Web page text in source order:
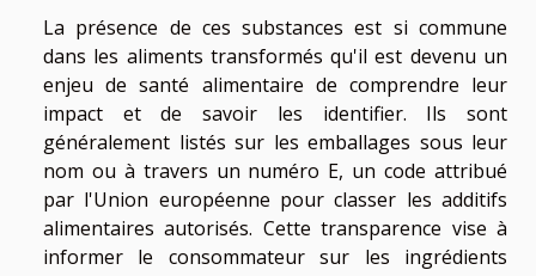
La présence de ces substances est si commune
dans les aliments transformés qu'il est devenu un
enjeu de santé alimentaire de comprendre leur
impact et de savoir les identifier. Ils sont
généralement listés sur les emballages sous leur
nom ou à travers un numéro E, un code attribué
par l'Union européenne pour classer les additifs
alimentaires autorisés. Cette transparence vise à
informer le consommateur sur les ingrédients